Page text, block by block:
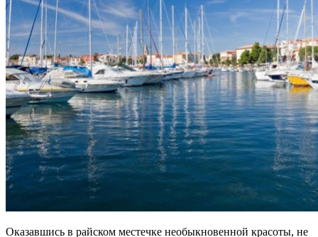
Оказавшись в райском местечке необыкновенной красоты, не